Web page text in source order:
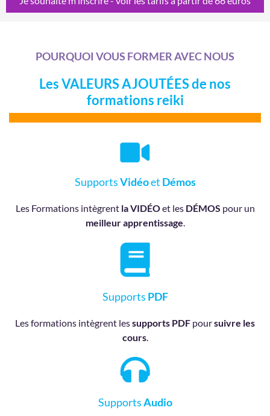
POURQUOI VOUS FORMER AVEC NOUS
Les VALEURS AJOUTÉES de nos
formations reiki
SupportsVidéoet Démos
Les Formations intègrent la VIDÉOet les DÉMOS pour un
meilleur apprentissage.
Supports PDF
Les formations intègrent lessupports PDF poursuivre les
cours.
SupportsAudio